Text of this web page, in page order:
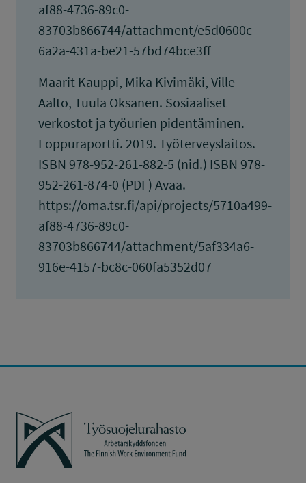
af88-4736-89c0-
83703b866744/attachment/e5d0600c-
6a2a-431a-be21-57bd74bce3ff
Maarit Kauppi, Mika Kivimäki, Ville
Aalto, Tuula Oksanen. Sosiaaliset
verkostot ja työurien pidentäminen.
Loppuraportti. 2019. Työterveyslaitos.
ISBN 978-952-261-882-5 (nid.) ISBN 978-
952-261-874-0 (PDF) Avaa.
https://oma.tsr.fi/api/projects/5710a499-
af88-4736-89c0-
83703b866744/attachment/5af334a6-
916e-4157-bc8c-060fa5352d07
Työsuojelurahasto